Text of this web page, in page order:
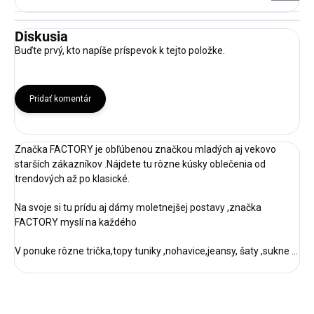
Diskusia
Buďte prvý, kto napíše príspevok k tejto položke.
Pridať komentár
Značka FACTORY je obľúbenou značkou mladých aj vekovo
starších zákazníkov .Nájdete tu rôzne kúsky oblečenia od
trendových až po klasické.
Na svoje si tu prídu aj dámy moletnejšej postavy ,značka
FACTORY myslí na každého
V ponuke rôzne trička,topy tuniky ,nohavice,jeansy, šaty ,sukne ...